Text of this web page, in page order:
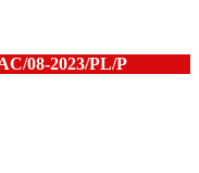
08-2023/PL/P